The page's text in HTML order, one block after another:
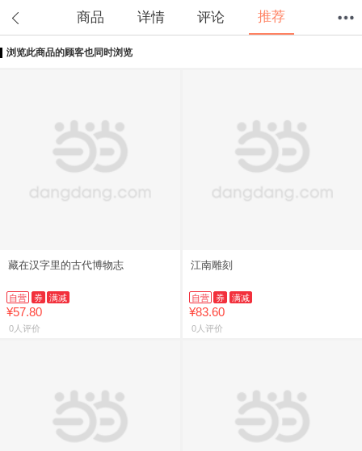
商品 详情 评论 推荐
浏览此商品的顾客也同时浏览
藏在汉字里的古代博物志
自营 券 满减
¥57.80
0人评价
江南雕刻
自营 券 满减
¥83.60
0人评价